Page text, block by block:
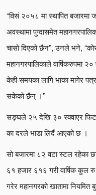
“विसं २०५८ मा स्थापित बजारमा
अवस्थामा पुग्दासमेत
चासो दिएको छैन”, उनले भने,
महानगरपालिकाले वार्षिकरुपमा
केही समयका लागि भाका मागेर
सकेको छैन् ।”
सङ्घले २५ देखि ३० स्क्वाएर
का दरले भाडा लिदैं आएको छ ।
सो बजारमा ८२ वटा स्टल रहेका
६१ हजार ६१६ गरी वार्षिक
गरेर महानगरको खातामा